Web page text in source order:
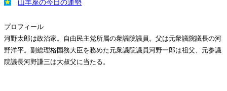
山羊座の今日の運勢
プロフィール
河野太郎は政治家。自由民主党所属の衆議院議員。父は元衆議院議長の河
野洋平。副総理格国務大臣を務めた元衆議院議員河野一郎は祖父、元参議
院議長河野謙三は大叔父に当たる。